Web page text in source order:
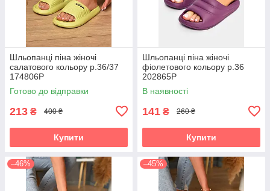
Шльопанці піна жіночі
салатового кольору р.36/37
174806P
Готово до відправки
213 ₴ 400 ₴
Купити
Шльопанці піна жіночі
фіолетового кольору р.36
202865P
В наявності
141 ₴ 260 ₴
Купити
–46% –45%